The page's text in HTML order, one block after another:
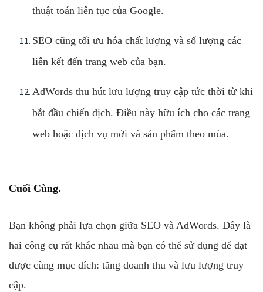
thuật toán liên tục của Google.
SEO cũng tối ưu hóa chất lượng và số lượng các
liên kết đến trang web của bạn.
AdWords thu hút lưu lượng truy cập tức thời từ khi
bắt đầu chiến dịch. Điều này hữu ích cho các trang
web hoặc dịch vụ mới và sản phẩm theo mùa.
Cuối Cùng.
Bạn không phải lựa chọn giữa SEO và AdWords. Đây là
hai công cụ rất khác nhau mà bạn có thể sử dụng để đạt
được cùng mục đích: tăng doanh thu và lưu lượng truy
cập.